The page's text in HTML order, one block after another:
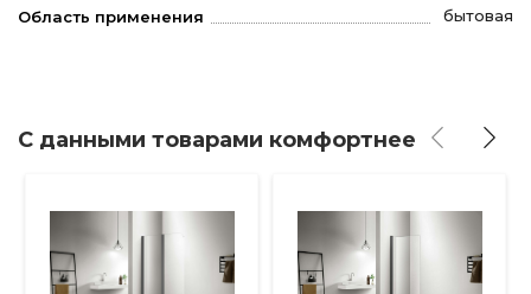
Область применения бытовая
С данными товарами комфортнее